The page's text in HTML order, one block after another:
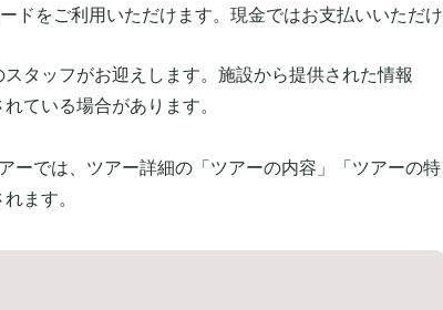
ドをご利用いただけます。現金ではお支払いいただけ
タッフがお迎えします。施設から提供された情報
ている場合があります。
ーでは、ツアー詳細の「ツアーの内容」「ツアーの特
ます。